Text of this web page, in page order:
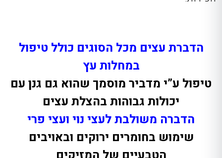
הדברת עצים מכל הסוגים כולל טיפול
במחלות עץ
טיפול ע”י מדביר מוסמך שהוא גם גנן עם
יכולות גבוהות בהצלת עצים
הדברה משולבת לעצי נוי ועצי פרי
שימוש בחומרים ירוקים ובאויבים